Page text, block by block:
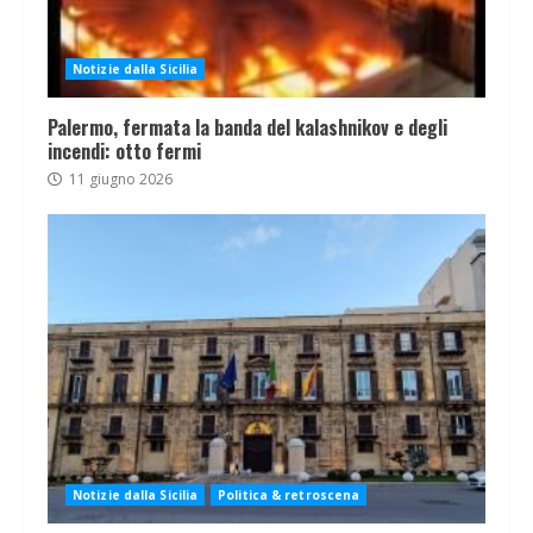
Notizie dalla Sicilia
Palermo, fermata la banda del kalashnikov e degli
incendi: otto fermi
11 giugno 2026
Notizie dalla Sicilia Politica & retroscena